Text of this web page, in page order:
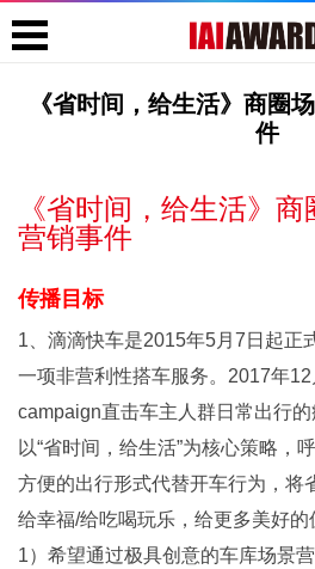
《省时间，给生活》商圈
件
《省时间，给生活》
营销事件
传播目标
1、滴滴快车是2015年5月7日起正
一项非营利性搭车服务。2017年
campaign直击车主人群日常出行的
以“省时间，给生活”为核心策略，
方便的出行形式代替开车行为，将
给幸福/给吃喝玩乐，给更多美好的
1）希望通过极具创意的车库场景